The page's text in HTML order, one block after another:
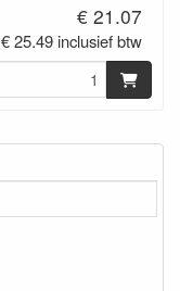
€ 21.07
€ 25.49 inclusief btw